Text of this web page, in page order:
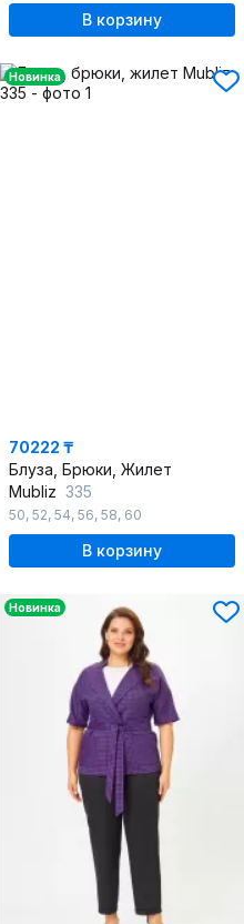
В корзину
Новинка
70222 ₸
Блуза, Брюки, Жилет
Mubliz 335
50, 52, 54, 56, 58, 60
В корзину
Новинка